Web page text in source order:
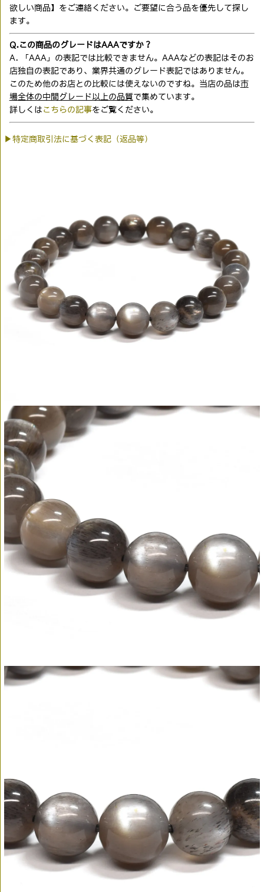
欲しい商品】をご連絡ください。ご要望に合う品を優先して探し
ます。
Q.この商品のグレードはAAAですか？
A. 「AAA」の表記では比較できません。AAAなどの表記はそのお
店独自の表記であり、業界共通のグレード表記ではありません。
このため他のお店との比較には使えないのですね。当店の品は市
場全体の中間グレード以上の品質で集めています。
詳しくは こちらの記事をご覧ください。
▶特定商取引法に基づく表記（返品等）